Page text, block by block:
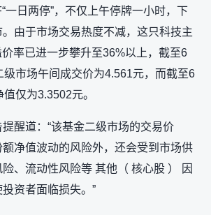
一日两停”，不仅上午停牌一小时，下
由于市场交易热度不减，这只科技主
率已进一步攀升至36%以上，截至6
级市场午间成交价为4.561元，而截至6
仅为3.3502元。
醒道：“该基金二级市场的交易价
净值波动的风险外，还会受到市场供
、流动性风险等 其他（ 核心股 ） 因
资者面临损失。”